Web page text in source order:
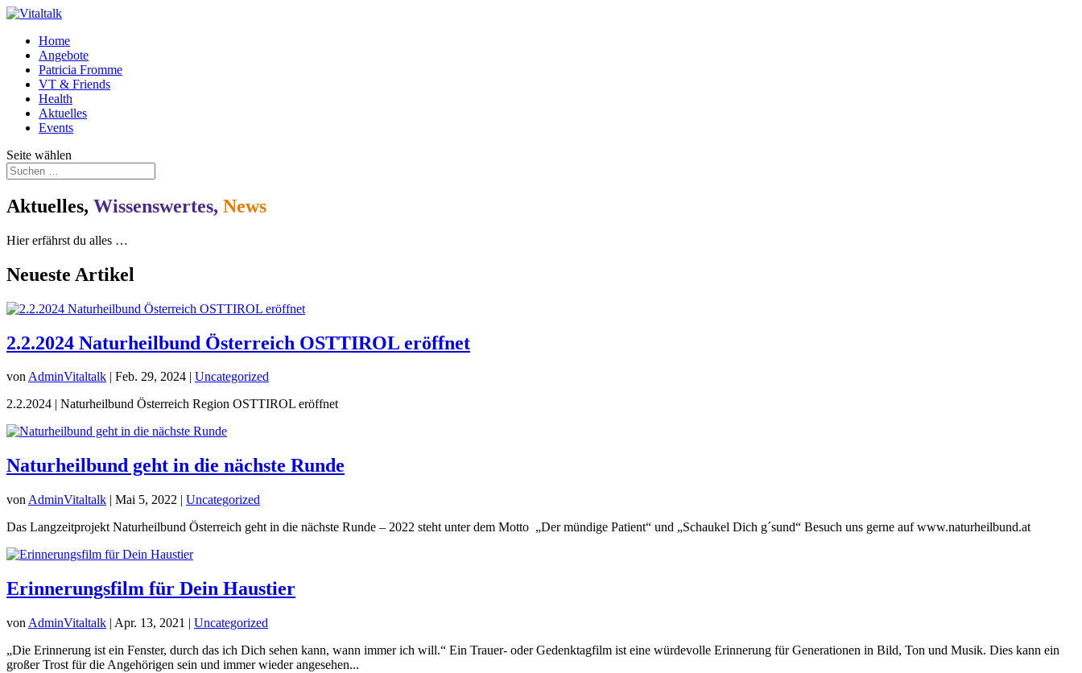
Home
Angebote
Patricia Fromme
VT & Friends
Health
Aktuelles
Events
Seite wählen
Aktuelles, Wissenswertes, News
Hier erfährst du alles …
Neueste Artikel
2.2.2024 Naturheilbund Österreich OSTTIROL eröffnet
vonAdminVitaltalk | Feb. 29, 2024 | Uncategorized
2.2.2024 | Naturheilbund Österreich Region OSTTIROL eröffnet
Naturheilbund geht in die nächste Runde
von AdminVitaltalk | Mai 5, 2022 | Uncategorized
Das Langzeitprojekt Naturheilbund Österreich geht in die nächste Runde – 2022 steht unter dem Motto „Der mündige Patient“ und „Schaukel Dich g´sund“ Besuch uns gerne auf www.naturheilbund.at
Erinnerungsfilm für Dein Haustier
von AdminVitaltalk | Apr. 13, 2021 | Uncategorized
„Die Erinnerung ist ein Fenster, durch das ich Dich sehen kann, wann immer ich will.“ Ein Trauer- oder Gedenktagfilm ist eine würdevolle Erinnerung für Generationen in Bild, Ton und Musik. Dies kann ein
großer Trost für die Angehörigen sein und immer wieder angesehen...